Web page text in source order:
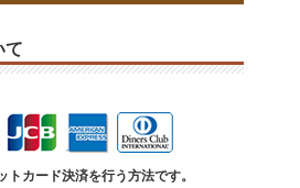
て
トカード決済を行う方法です。